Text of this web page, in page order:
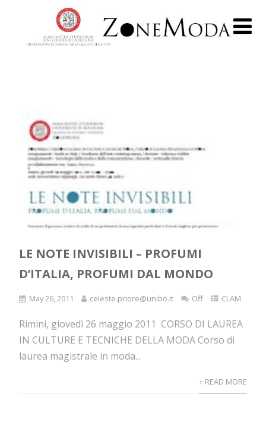
LE NOTE INVISIBILI – PROFUMI
D’ITALIA, PROFUMI DAL MONDO
May 26, 2011 celeste.priore@unibo.it Off CLAM
Rimini, giovedì 26 maggio 2011 CORSO DI LAUREA
IN CULTURE E TECNICHE DELLA MODA Corso di
laurea magistrale in moda...
+ READ MORE